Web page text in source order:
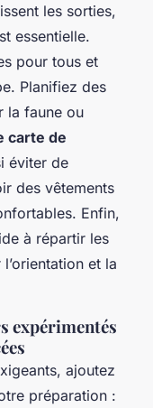
les sorties,
essentielle.
pour tous et
Planifiez des
la faune ou
carte de
éviter de
des vêtements
Enfin,
à répartir les
et la
expérimentés
ajoutez
préparation :